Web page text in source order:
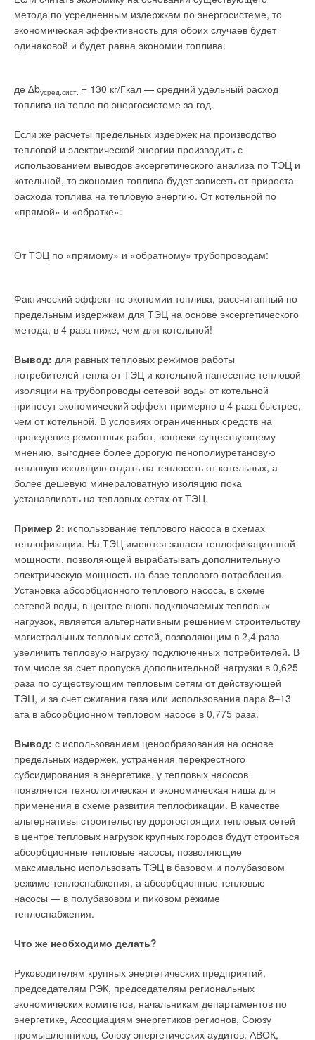
метода по усредненным издержкам по энергосистеме, то
экономическая эффективность для обоих случаев будет
одинаковой и будет равна экономии топлива:
де ∆bусред.сист. = 130 кг/Гкал — средний удельный расход
топлива на тепло по энергосистеме за год.
Если же расчеты предельных издержек на производство
тепловой и электрической энергии производить с
использованием выводов эксергетического анализа по ТЭЦ и
котельной, то экономия топлива будет зависеть от прироста
расхода топлива на тепловую энергию. От котельной по
«прямой» и «обратке»:
От ТЭЦ по «прямому» и «обратному» трубопроводам:
Фактический эффект по экономии топлива, рассчитанный по
предельным издержкам для ТЭЦ на основе эксергетического
метода, в 4 раза ниже, чем для котельной!
Вывод: для равных тепловых режимов работы
потребителей тепла от ТЭЦ и котельной нанесение тепловой
изоляции на трубопроводы сетевой воды от котельной
принесут экономический эффект примерно в 4 раза быстрее,
чем от котельной. В условиях ограниченных средств на
проведение ремонтных работ, вопреки существующему
мнению, выгоднее более дорогую пенополиуретановую
тепловую изоляцию отдать на теплосеть от котельных, а
более дешевую минераловатную изоляцию пока
устанавливать на тепловых сетях от ТЭЦ.
Пример 2: использование теплового насоса в схемах
теплофикации. На ТЭЦ имеются запасы теплофикационной
мощности, позволяющей вырабатывать дополнительную
электрическую мощность на базе теплового потребления.
Установка абсорбционного теплового насоса, в схеме
сетевой воды, в центре вновь подключаемых тепловых
нагрузок, является альтернативным решением строительству
магистральных тепловых сетей, позволяющим в 2,4 раза
увеличить тепловую нагрузку подключенных потребителей. В
том числе за счет пропуска дополнительной нагрузки в 0,625
раза по существующим тепловым сетям от действующей
ТЭЦ, и за счет сжигания газа или использования пара 8–13
ата в абсорбционном тепловом насосе в 0,775 раза.
Вывод: с использованием ценообразования на основе
предельных издержек, устранения перекрестного
субсидирования в энергетике, у тепловых насосов
появляется технологическая и экономическая ниша для
применения в схеме развития теплофикации. В качестве
альтернативы строительству дорогостоящих тепловых сетей
в центре тепловых нагрузок крупных городов будут строиться
абсорбционные тепловые насосы, позволяющие
максимально использовать ТЭЦ в базовом и полубазовом
режиме теплоснабжения, а абсорбционные тепловые
насосы — в полубазовом и пиковом режиме
теплоснабжения.
Что же необходимо делать?
Руководителям крупных энергетических предприятий,
председателям РЭК, председателям региональных
экономических комитетов, начальникам департаментов по
энергетике, Ассоциациям энергетиков регионов, Союзу
промышленников, Союзу энергетических аудитов, АВОК,
стен, потолка, перекрытий и т.д.
А после того как виртуальная котельная скомпонована,
«созрела» в ходе многочисленных итерационных
проконтролировать на предмет коллизий трубопроводов —
ошибочных пересечений или неподключенных окончаний. В
трехмерная виртуальная котельная создается много
быстрее, чем при проектировании в двумерном режиме, и
при этом абсолютно точно, с учетом сварных зазоров и
толщины межфланцевых прокладок, соответствует ее
будущему реальному воплощению.
проектировщика:
ОЗУ — не менее 256 Мбайт (1 Гбайт);
дисплей — начиная с SVGA (минимум 1024х768 точек);
4-скоростной CD-ROM, мышь;
устройство вывода — плоттер, принтер;
Professional;
AutoCAD — версия 2002/2004 или ADT 3.3 или ADT 2004.
При первом запуске AutoCAD, после инсталляции Vitodesk,
рабочее окно выглядит примерно так. Отсюда даже внешне
ясно, что проектировщик получает достаточно широкий
набор опций, каждая из которых требует более детального
рассмотрения.
Это мы предполагаем сделать во второй части статьи, а
проектных решений котельных, которые выиграли в жесткой
конкурсной борьбе в России в 2003 г. только потому, что
были выполнены по технологии Vitodesk. Можно сказать, что
заказчик был покорен глубиной, точностью и наглядностью
представления работы, а это была только стадия
предпроектной проработки.
Читайте по теме:
→
Исследование эффективности работы турбированного
котла на газовом топливе
ЖУРНАЛ СОК МАРТ 2026
→
Vitodens 100: экологичность, инновационность,
привлекательная цена
→ Vitodens 100: экологичное и инновационное отопление
→
инновационный прибор для настройки систем
отопления
→
Viessmann представил в России систему ViCare Smart
Climate
Комментарии
В этой теме еще нет комментариев
Добавить комментарий